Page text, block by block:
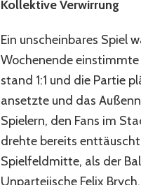
Kollektive Verwirrung
Ein unscheinbares Spiel
Wochenende einstimmte
stand 1:1 und die Partie
ansetzte und das
Spielern, den Fans im
drehte bereits
Spielfeldmitte, als der
Unparteiische Felix